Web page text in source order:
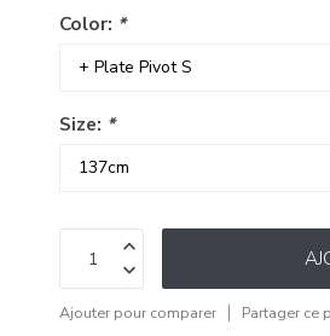
Color: *
Size: *
Ajouter pour comparer Partager ce